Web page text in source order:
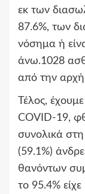
εκ των
87.6%, των
νόσημα ή
άνω.1028
από την
Τέλος,
COVID-19,
συνολικά
(59.1%)
θανόντων
το 95.4%